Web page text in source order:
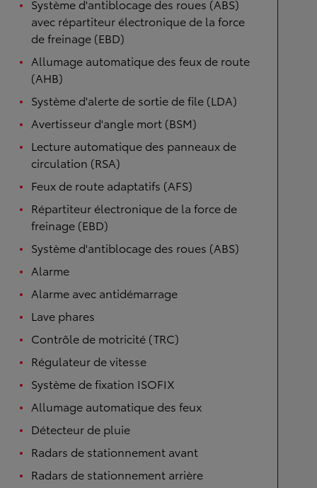
Système d'antiblocage des roues (ABS)
avec répartiteur électronique de la force
de freinage (EBD)
Allumage automatique des feux de route
(AHB)
Système d'alerte de sortie de file (LDA)
Avertisseur d'angle mort (BSM)
Lecture automatique des panneaux de
circulation (RSA)
Feux de route adaptatifs (AFS)
Répartiteur électronique de la force de
freinage (EBD)
Système d'antiblocage des roues (ABS)
Alarme
Alarme avec antidémarrage
Lave phares
Contrôle de motricité (TRC)
Régulateur de vitesse
Système de fixation ISOFIX
Allumage automatique des feux
Détecteur de pluie
Radars de stationnement avant
Radars de stationnement arrière